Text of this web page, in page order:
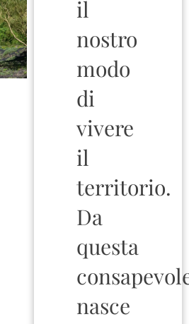
il
nostro
modo
di
vivere
il
territorio.
Da
questa
nasce